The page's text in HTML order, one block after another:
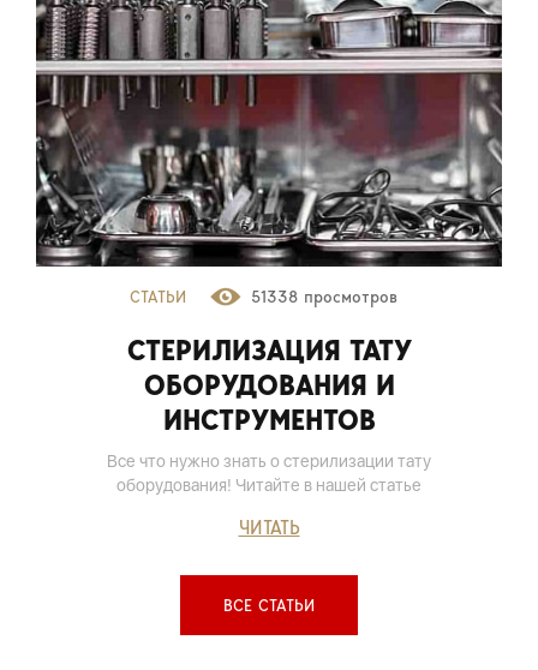
СТАТЬИ 51338 просмотров
СТЕРИЛИЗАЦИЯ ТАТУ
ОБОРУДОВАНИЯ И
ИНСТРУМЕНТОВ
Все что нужно знать о стерилизации тату
оборудования! Читайте в нашей статье
ЧИТАТЬ
ВСЕ СТАТЬИ